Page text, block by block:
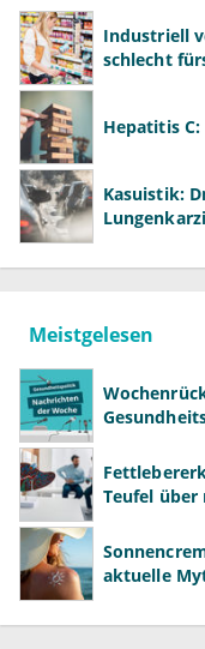
Industriell
schlecht
Hepatitis
Kasuistik:
Meistgelesen
Teufel über
aktuelle